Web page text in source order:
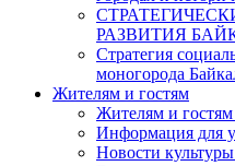
РАЗВИТИЯ
Стратегия
моногорода
Жителям и гостям
Жителям и гостям
Информация для
Новости